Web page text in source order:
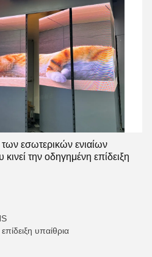
εσωτερικών ενιαίων
την οδηγημένη επίδειξη
υπαίθρια